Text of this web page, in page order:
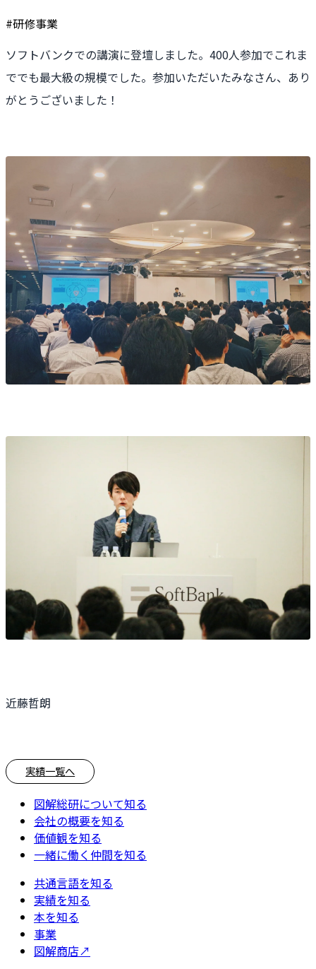
#研修事業
ソフトバンクでの講演に登壇しました。400人参加でこれま
ででも最大級の規模でした。参加いただいたみなさん、あり
がとうございました！
近藤哲朗
実績一覧へ
図解総研について知る
会社の概要を知る
価値観を知る
一緒に働く仲間を知る
共通言語を知る
実績を知る
本を知る
事業
図解商店↗